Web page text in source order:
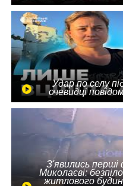
Удар по селу
очевидці
З'явились
Миколаєві:
житлового